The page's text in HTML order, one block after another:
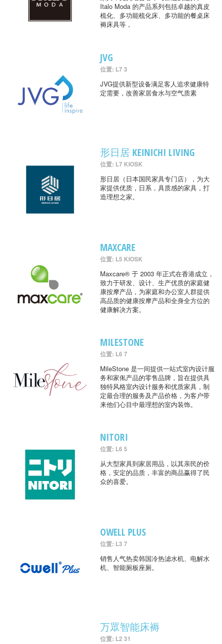
Italo Moda 的产品系列包括卓越的真皮
梳化、多功能梳化床、多功能的餐桌床
褥床具等，
JVG
位置: L7 3
JVG提供新型设备满足客人追求健康特
定需要，改善家居食水与空气质素
形日居 KEINICHI LIVING
位置: L7 KIOSK
形日居（日本国民家具专门店），为大
家提供优质，日系，具质感的家具，打
造理想之家。
MAXCARE
位置: L5 KIOSK
Maxcare® 于 2003 年正式在香港成立，
致力于研发、设计、生产优质的家庭健
康按摩产品，为家庭和办公室人群提供
高品质的健康按摩产品和全身全方位的
健康解决方案。
MILESTONE
位置: L6 7
MileStone 是一间提供一站式室内设计服
务和家俬产品的零售品牌，旨在提供具
独特风格室内设计服务和优质家具，制
定最合理的服务及产品价格，为客户带
来他们心目中最理想的室内装饰。
NITORI
位置: L6 5
从大型家具到家居用品，以其亲民的价
格，安定的品质，丰富的商品赢得了民
众的喜爱。
OWELL PLUS
位置: L3 7
销售人气热卖韩国冷热滤水机、电解水
机、智能厕板座厕。
万眾智能床褥
位置: L2 31